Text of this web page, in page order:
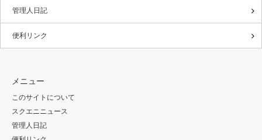
管理人日記
便利リンク
メニュー
このサイトについて
スクエニニュース
管理人日記